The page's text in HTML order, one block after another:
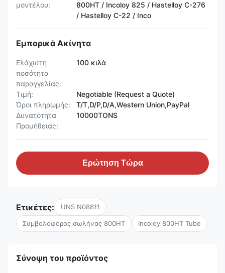
μοντέλου:
800HT / ​​Incoloy 825 / Hastelloy C-276
/ Hastelloy C-22 / Inco
Εμπορικά Ακίνητα
Ελάχιστη
ποσότητα
παραγγελίας:
100 κιλά
Τιμή:
Negotiable (Request a Quote)
Όροι πληρωμής:
T/T,D/P,D/A,Western Union,PayPal
Δυνατότητα
Προμήθειας:
10000TONS
Ερώτηση Τώρα
Ετικέτες: UNS N08811
Συμβολοφόρος σωλήνας 800HT Incoloy 800HT Tube
Σύνοψη του προϊόντος